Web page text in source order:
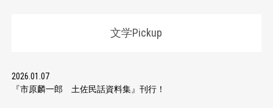
文学Pickup
2026.01.07
『市原麟一郎 土佐民話資料集』刊行！